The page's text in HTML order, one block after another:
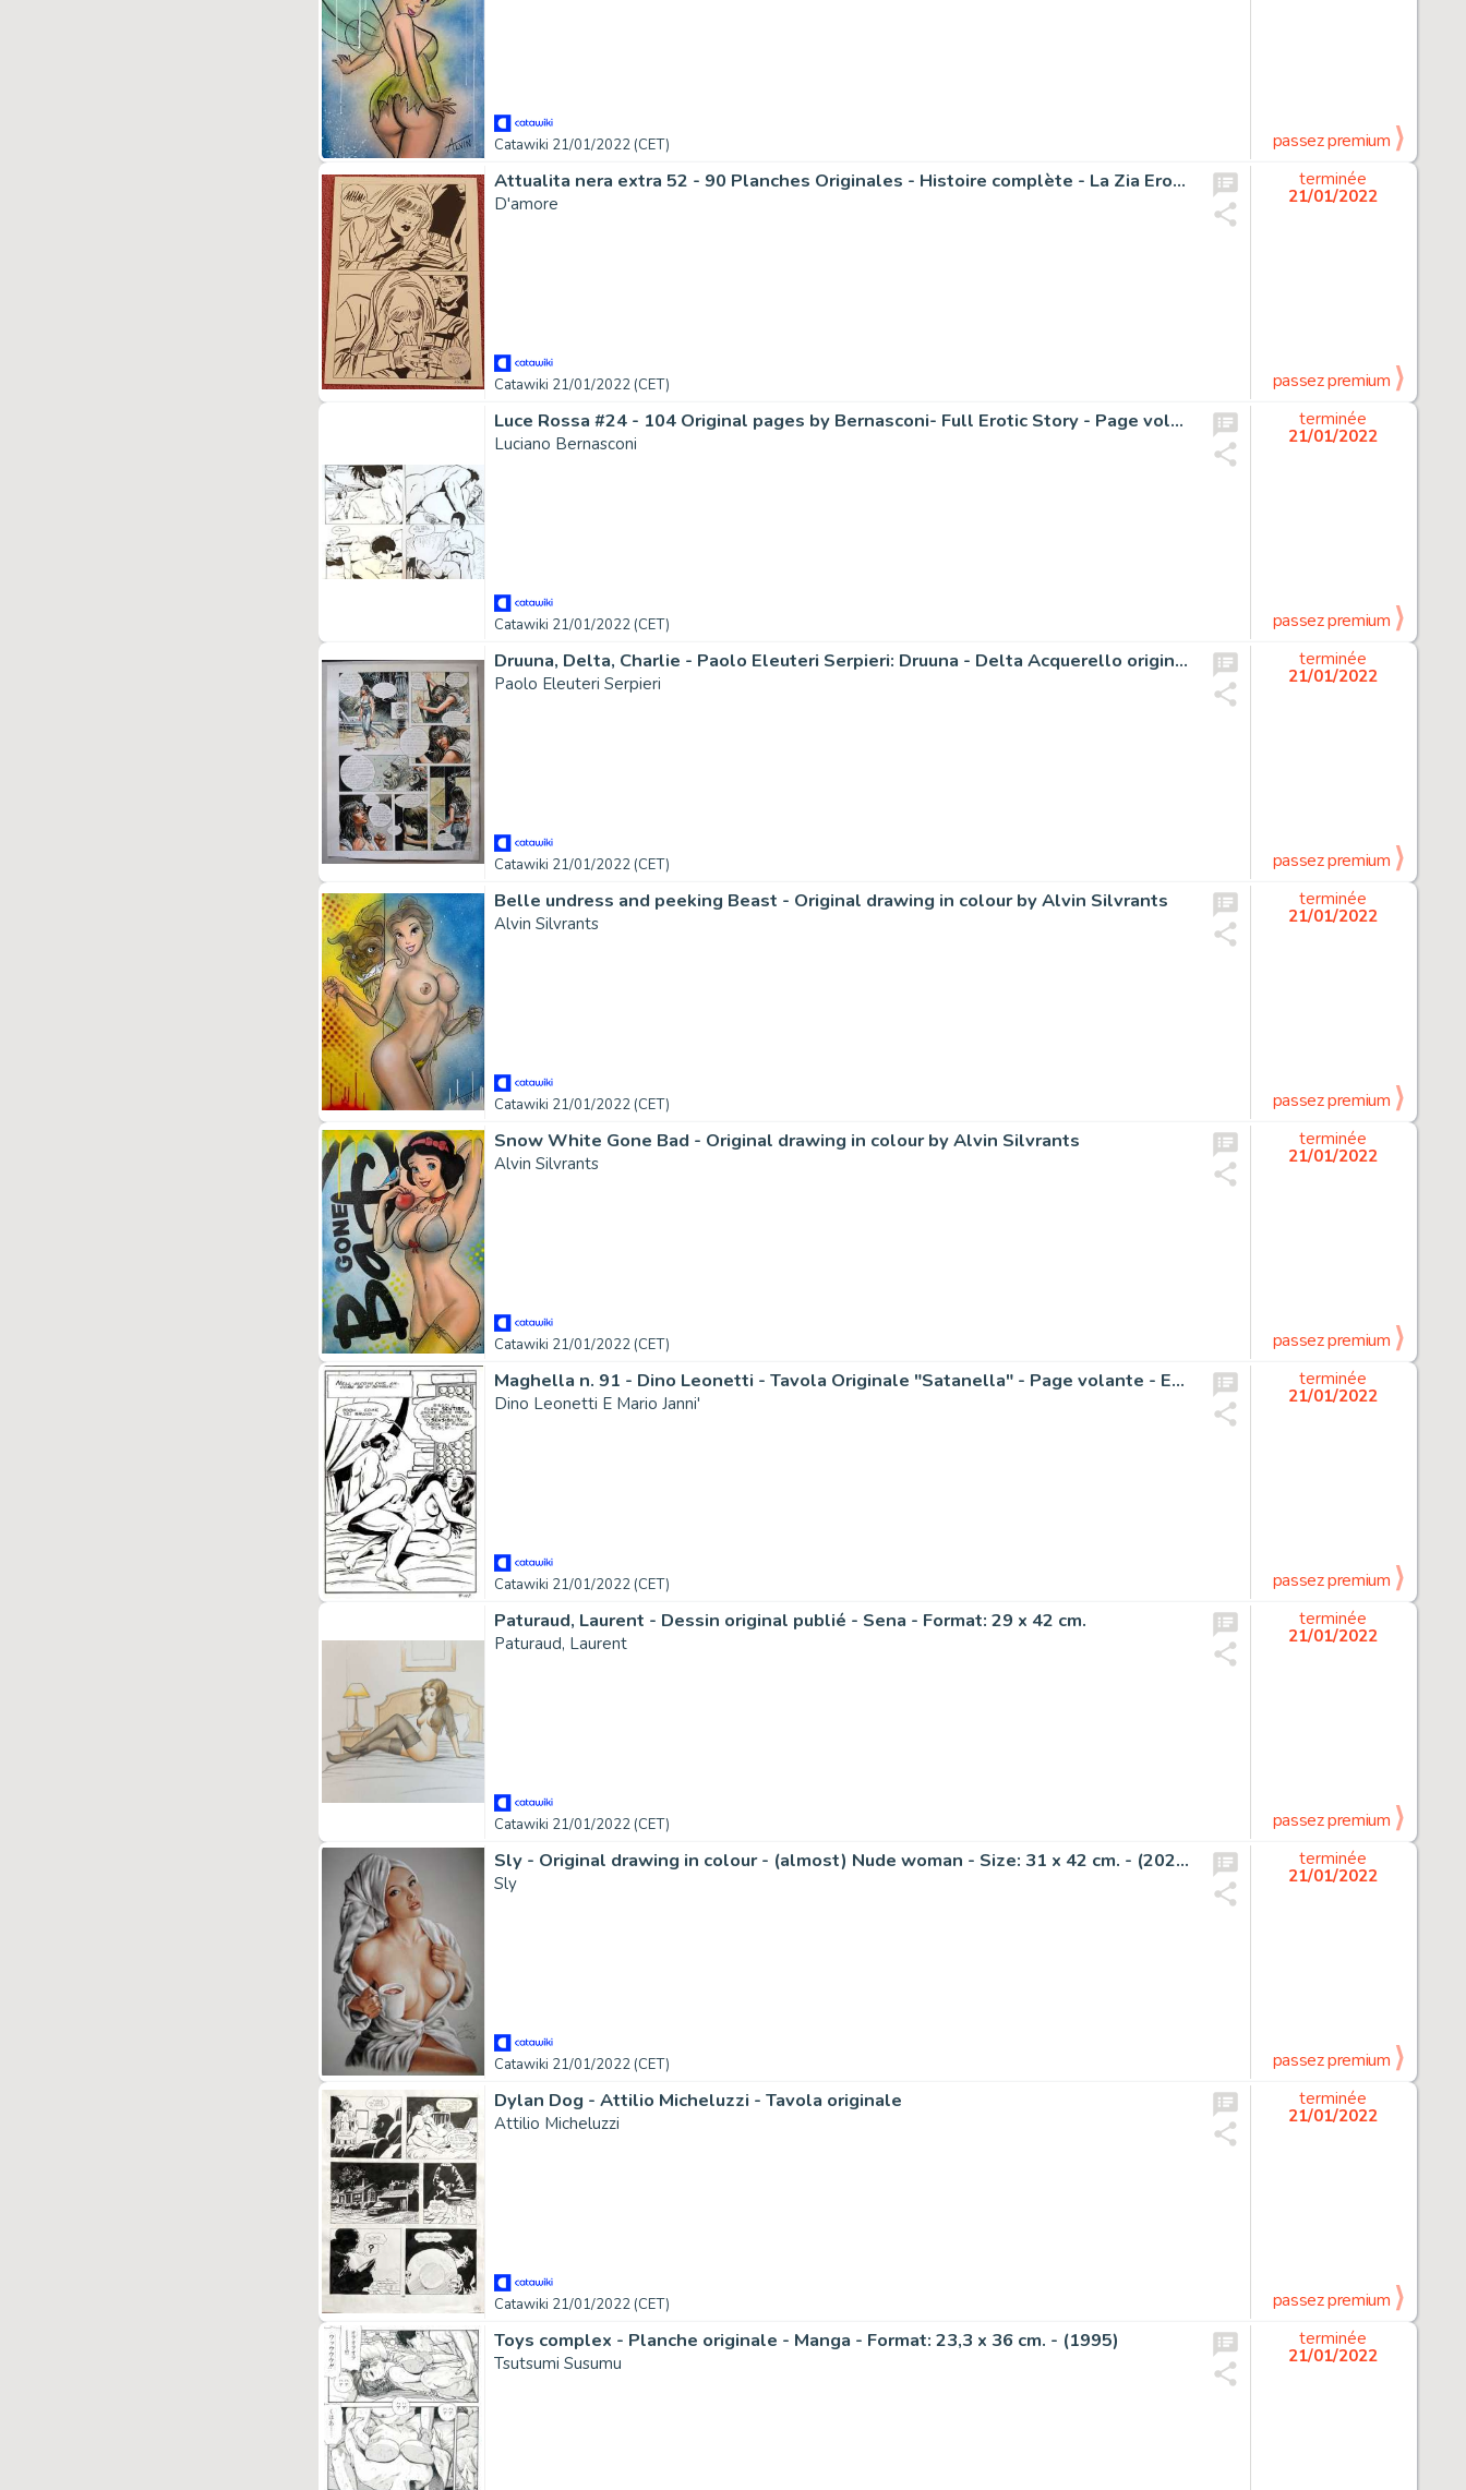
Catawiki 21/01/2022 (CET) passez premium
Attualita nera extra 52 - 90 Planches Originales - Histoire complète - La Zia Erotica - Page volante - EO - (1985)
D'amore
Catawiki 21/01/2022 (CET)
terminée
21/01/2022
passez premium
Luce Rossa #24 - 104 Original pages by Bernasconi- Full Erotic Story - Page volante - (1983)
Luciano Bernasconi
Catawiki 21/01/2022 (CET)
terminée
21/01/2022
passez premium
Druuna, Delta, Charlie - Paolo Eleuteri Serpieri: Druuna - Delta Acquerello originale (1990) pagina 9 - Page volante - (1990)
Paolo Eleuteri Serpieri
Catawiki 21/01/2022 (CET)
terminée
21/01/2022
passez premium
Belle undress and peeking Beast - Original drawing in colour by Alvin Silvrants
Alvin Silvrants
Catawiki 21/01/2022 (CET)
terminée
21/01/2022
passez premium
Snow White Gone Bad - Original drawing in colour by Alvin Silvrants
Alvin Silvrants
Catawiki 21/01/2022 (CET)
terminée
21/01/2022
passez premium
Maghella n. 91 - Dino Leonetti - Tavola Originale "Satanella" - Page volante - Exemplaire unique - (1977)
Dino Leonetti E Mario Janni'
Catawiki 21/01/2022 (CET)
terminée
21/01/2022
passez premium
Paturaud, Laurent - Dessin original publié - Sena - Format: 29 x 42 cm.
Paturaud, Laurent
Catawiki 21/01/2022 (CET)
terminée
21/01/2022
passez premium
Sly - Original drawing in colour - (almost) Nude woman - Size: 31 x 42 cm. - (2021)
Sly
Catawiki 21/01/2022 (CET)
terminée
21/01/2022
passez premium
Dylan Dog - Attilio Micheluzzi - Tavola originale
Attilio Micheluzzi
Catawiki 21/01/2022 (CET)
terminée
21/01/2022
passez premium
Toys complex - Planche originale - Manga - Format: 23,3 x 36 cm. - (1995)
Tsutsumi Susumu
terminée
21/01/2022